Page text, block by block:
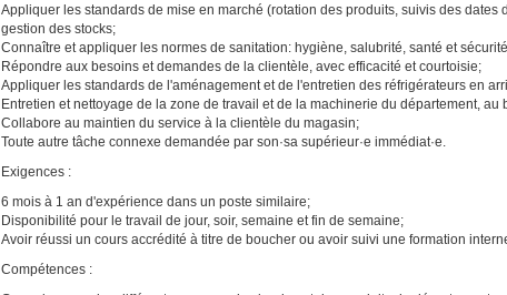
Appliquer les standards de mise en marché (rotation des produits, suivis des dates
gestion des stocks;
Connaître et appliquer les normes de sanitation: hygiène, salubrité, santé et
Répondre aux besoins et demandes de la clientèle, avec efficacité et courtoisie;
Appliquer les standards de l'aménagement et de l'entretien des réfrigérateurs en
Entretien et nettoyage de la zone de travail et de la machinerie du département, au
Collabore au maintien du service à la clientèle du magasin;
Toute autre tâche connexe demandée par son·sa supérieur·e immédiat·e.
Exigences :
6 mois à 1 an d'expérience dans un poste similaire;
Disponibilité pour le travail de jour, soir, semaine et fin de semaine;
Avoir réussi un cours accrédité à titre de boucher ou avoir suivi une formation
Compétences :